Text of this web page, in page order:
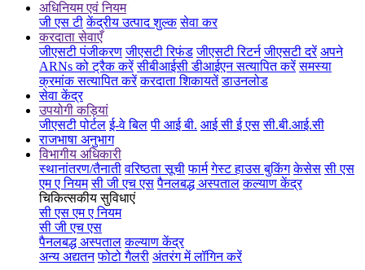
अधिनियम एवं नियम
जी एस टी केंद्रीय उत्पाद शुल्क सेवा कर
करदाता सेवाएँ
जीएसटी पंजीकरण जीएसटी रिफंड जीएसटी रिटर्न जीएसटी दरें अपने
ARNs को ट्रैक करें सीबीआईसी डीआईएन सत्यापित करें समस्या
क्रमांक सत्यापित करें करदाता शिकायतें डाउनलोड
सेवा केंद्र
उपयोगी कड़ियां
जीएसटी पोर्टल ई-वे बिल पी आई बी. आई सी ई एस सी.बी.आई.सी
राजभाषा अनुभाग
विभागीय अधिकारी
स्थानांतरण/तैनाती वरिष्ठता सूची फार्म गेस्ट हाउस बुकिंग केसेस सी एस
एम ए नियम सी जी एच एस पैनलबद्ध अस्पताल कल्याण केंद्र
चिकित्सकीय सुविधाएं
सी एस एम ए नियम
सी जी एच एस
पैनलबद्ध अस्पताल कल्याण केंद्र
अन्य अद्यतन फोटो गैलरी अंतरंग में लॉगिन करें